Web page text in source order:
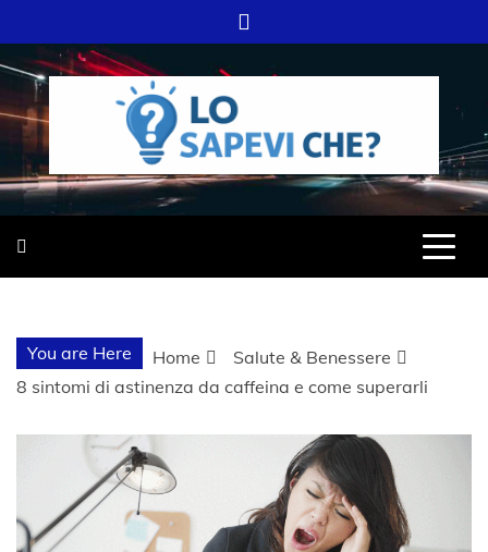
to
content
LO SAPEVI
CHE?
SITO WEB DEL GRUPPO LIFELIVE
You are Here Home
Salute & Benessere
8 sintomi di astinenza da caffeina e come superarli